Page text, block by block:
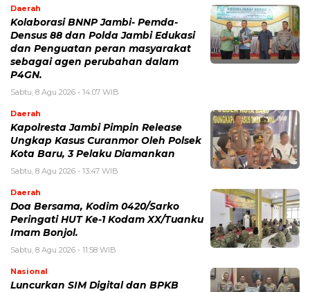
Daerah
Kolaborasi BNNP Jambi- Pemda-
Densus 88 dan Polda Jambi Edukasi
dan Penguatan peran masyarakat
sebagai agen perubahan dalam
P4GN.
Sabtu, 8 Agu 2026 - 14:07 WIB
Daerah
Kapolresta Jambi Pimpin Release
Ungkap Kasus Curanmor Oleh Polsek
Kota Baru, 3 Pelaku Diamankan
Sabtu, 8 Agu 2026 - 13:47 WIB
Daerah
Doa Bersama, Kodim 0420/Sarko
Peringati HUT Ke-1 Kodam XX/Tuanku
Imam Bonjol.
Sabtu, 8 Agu 2026 - 11:58 WIB
Nasional
Luncurkan SIM Digital dan BPKB